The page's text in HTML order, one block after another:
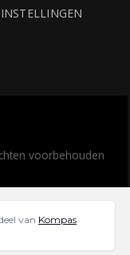
voorbehouden
van Kompas